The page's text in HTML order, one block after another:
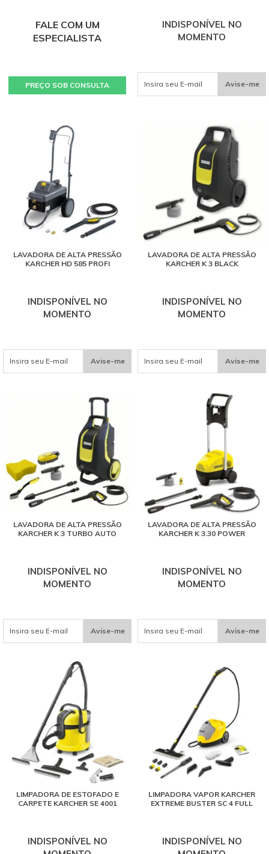
FALE COM UM
ESPECIALISTA
PREÇO SOB CONSULTA
INDISPONÍVEL NO
MOMENTO
Avise-me
LAVADORA DE ALTA PRESSÃO
KARCHER HD 585 PROFI
INDISPONÍVEL NO
MOMENTO
Avise-me
LAVADORA DE ALTA PRESSÃO
KARCHER K 3 BLACK
INDISPONÍVEL NO
MOMENTO
Avise-me
LAVADORA DE ALTA PRESSÃO
KARCHER K 3 TURBO AUTO
INDISPONÍVEL NO
MOMENTO
Avise-me
LAVADORA DE ALTA PRESSÃO
KARCHER K 3.30 POWER
INDISPONÍVEL NO
MOMENTO
Avise-me
LIMPADORA DE ESTOFADO E
CARPETE KARCHER SE 4001
INDISPONÍVEL NO
LIMPADORA VAPOR KARCHER
EXTREME BUSTER SC 4 FULL
INDISPONÍVEL NO